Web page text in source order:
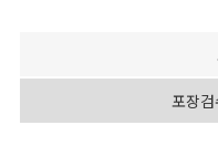
포장